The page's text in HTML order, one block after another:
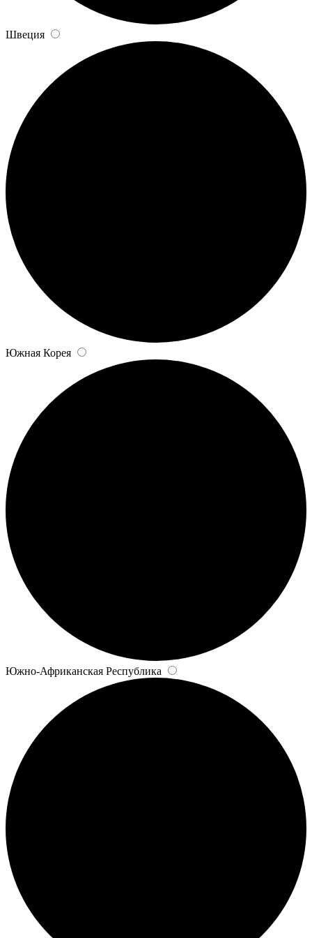
Швеция
Южная Корея
Южно-Африканская Республика